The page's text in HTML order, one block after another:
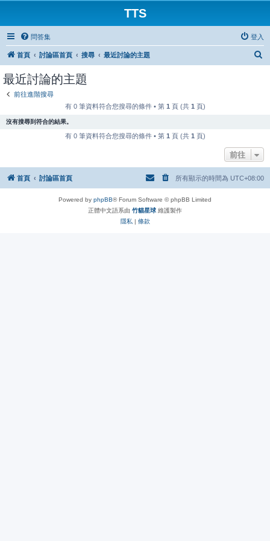
TTS
問答集 登入
首頁 討論區首頁 搜尋 最近討論的主題
最近討論的主題
前往進階搜尋
有 0 筆資料符合您搜尋的條件 • 第 1 頁 (共 1 頁)
沒有搜尋到符合的結果。
有 0 筆資料符合您搜尋的條件 • 第 1 頁 (共 1 頁)
前往
首頁 討論區首頁 所有顯示的時間為 UTC+08:00
Powered by phpBB® Forum Software © phpBB Limited
正體中文語系由 竹貓星球 維護製作
隱私 | 條款